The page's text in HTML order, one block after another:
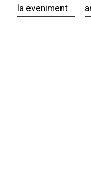
la eveniment